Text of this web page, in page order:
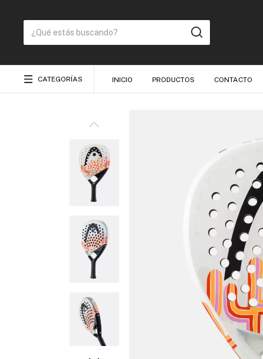
CATEGORÍAS INICIO PRODUCTOS CONTACTO